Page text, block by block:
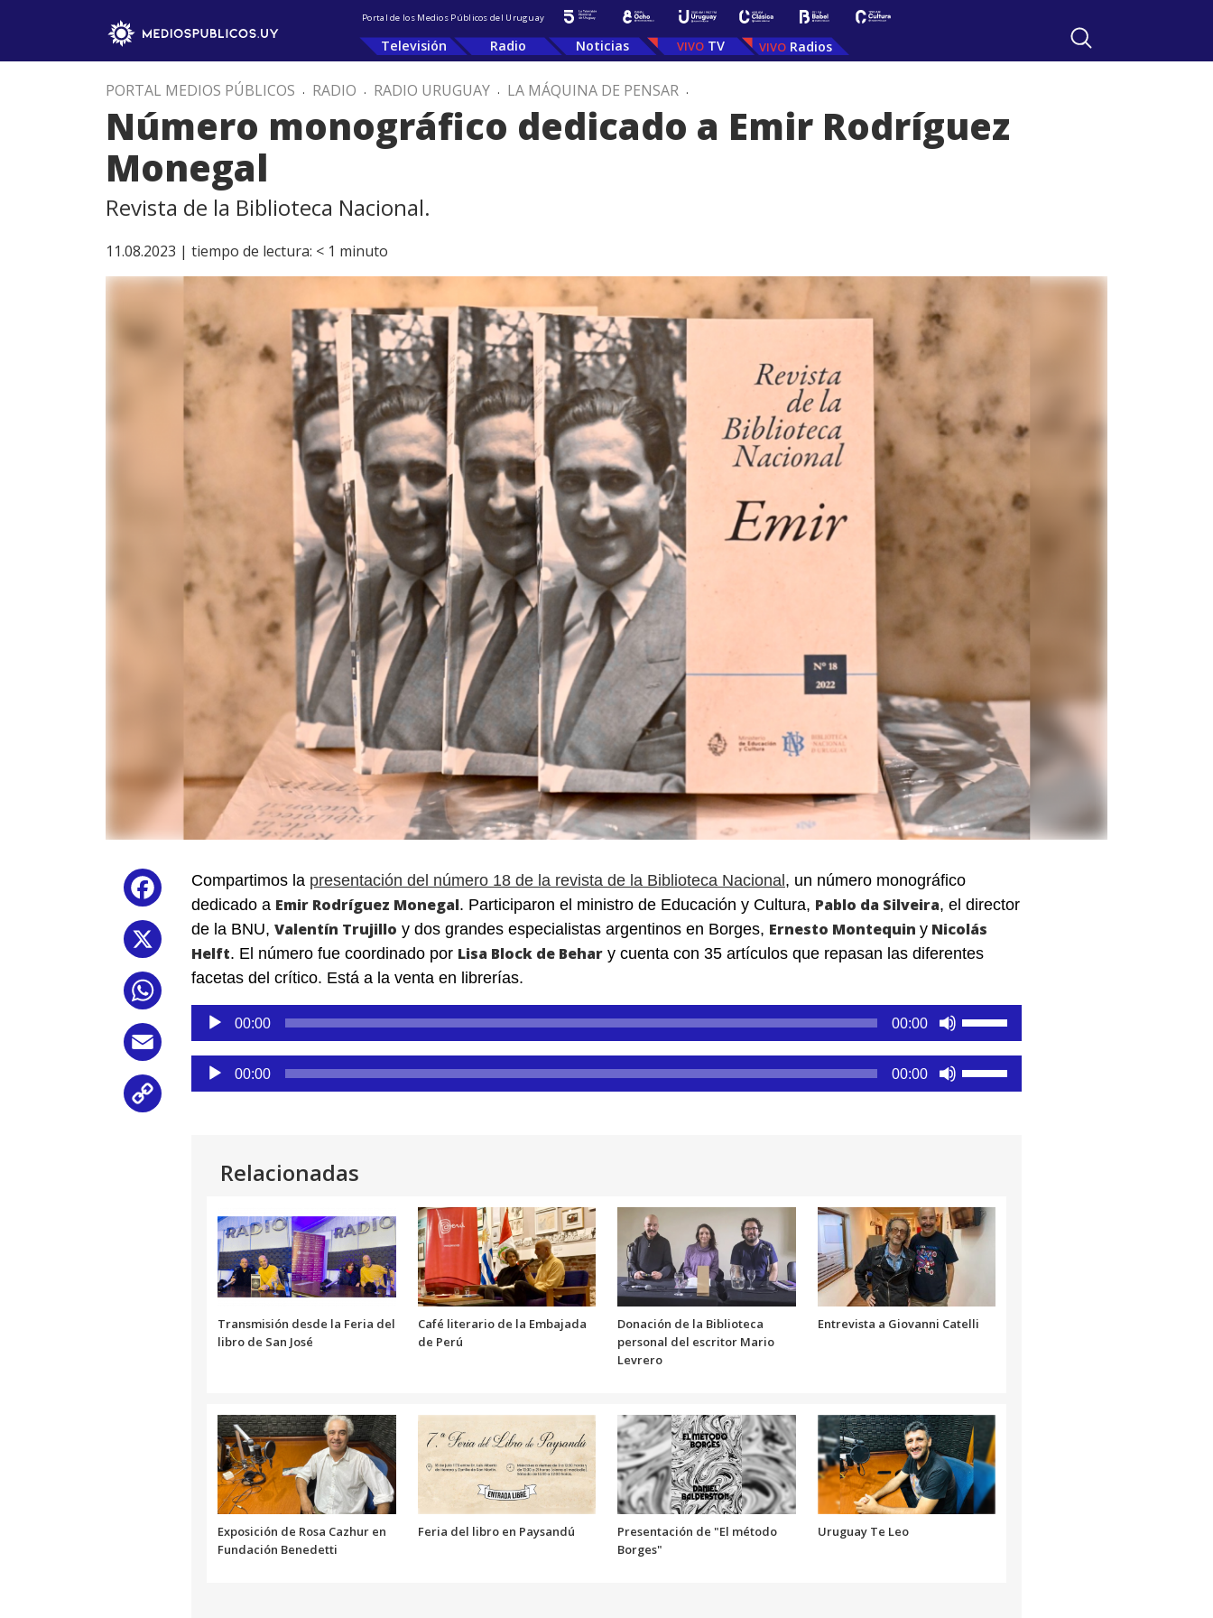
Portal de los Medios Públicos del Uruguay
Televisión Radio Noticias TV Radios
PORTAL MEDIOS PÚBLICOS . RADIO . RADIO URUGUAY . LA MÁQUINA DE PENSAR .
Número monográfico dedicado a Emir Rodríguez
Monegal
Revista de la Biblioteca Nacional.
11.08.2023 | tiempo de lectura: < 1 minuto
Facebook
Email
Copy
Compartimos la presentación del número 18 de la revista de la Biblioteca Nacional , un número monográfico
dedicado a Emir Rodríguez Monegal. Participaron el ministro de Educación y Cultura, Pablo da Silveira, el director
de la BNU, Valentín Trujillo y dos grandes especialistas argentinos en Borges, Ernesto Montequin y Nicolás
Helft. El número fue coordinado por Lisa Block de Behar y cuenta con 35 artículos que repasan las diferentes
facetas del crítico. Está a la venta en librerías.
Reproductor
de
audio
00:00 00:00
teclas
de
disminuir
el
Reproductor
de
00:00 00:00
aumentar
o
volumen.
Relacionadas
Transmisión desde la Feria del
libro de San José
Café literario de la Embajada
de Perú
Donación de la Biblioteca
personal del escritor Mario
Levrero
Entrevista a Giovanni Catelli
Exposición de Rosa Cazhur en
Fundación Benedetti
Feria del libro en Paysandú
Presentación de "El método
Borges"
Uruguay Te Leo